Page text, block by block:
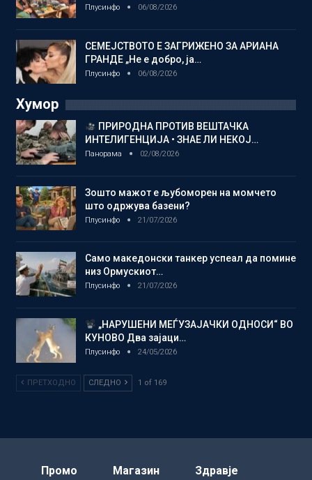
Плусинфо 06/08/2026
СЕМЕЈСТВОТО Е ЗАГРИЖЕНО ЗА АРИАНА
ГРАНДЕ „Не е добро, ја…
Плусинфо 06/08/2026
Хумор
ПРИРОДНА ПРОТИВ ВЕШТАЧКА
ИНТЕЛИГЕНЦИЈА • ЗНАЕ ЛИ НЕКОЈ…
Панорама 02/08/2026
Зошто мажот е љубоморен на момчето
што одржува базени?
Плусинфо 21/07/2026
Само македонски танкер успеал да помине
низ Ормускиот…
Плусинфо 21/07/2026
„НАРУШЕНИ МЕЃУЗАЈАЧКИ ОДНОСИ“ ВО
КУНОВО Два зајаци…
Плусинфо 24/05/2026
ПРЕТХОДНО СЛЕДНО 1 of 169
Промо Магазин Здравје